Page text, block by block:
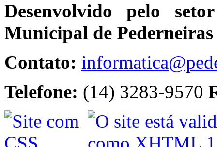
Desenvolvido pelo
Municipal de Pederneiras
Contato:
Telefone: (14) 3283-9570